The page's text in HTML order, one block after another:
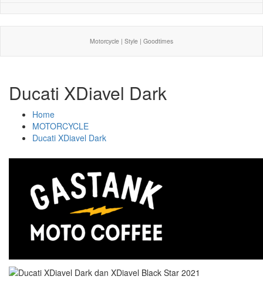
Motorcycle | Style | Goodtimes
Ducati XDiavel Dark
Home
MOTORCYCLE
Ducati XDiavel Dark